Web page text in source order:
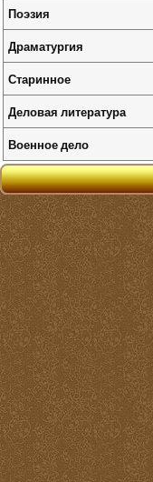
Поэзия
Драматургия
Старинное
Деловая литература
Военное дело